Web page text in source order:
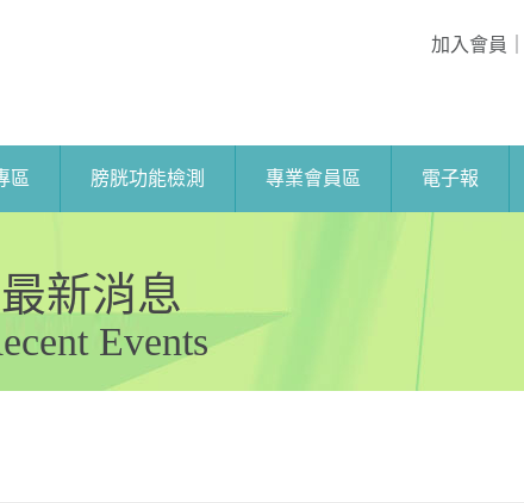
加入會員
區 膀胱功能檢測 專業會員區 電子報
最新消息
Events